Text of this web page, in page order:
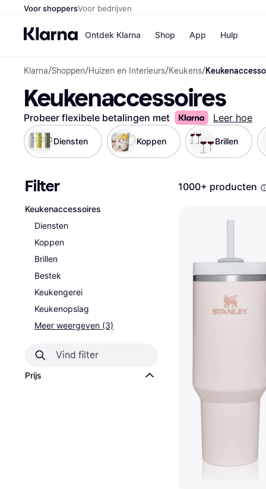
Voor shoppersVoor bedrijven
Ontdek Klarna Shop
Winkels
H&M
App Hulp
Klarna/Shoppen/Huizen en Interieurs/Keukens/
Keukenaccessoires
Probeer flexibele betalingen met Leer hoe
Diensten Koppen Brillen
Filter
Keukenaccessoires
Diensten
Koppen
Brillen
Bestek
Keukengerei
Keukenopslag
Meer weergeven (3)
Prijs
1000+ producten